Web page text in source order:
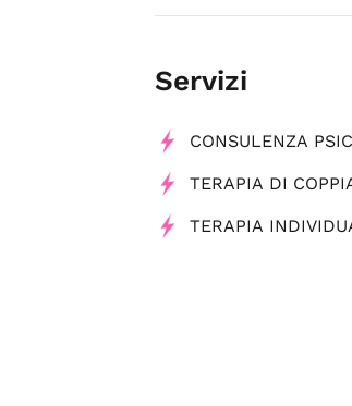
Servizi
CONSULENZA
TERAPIA DI
TERAPIA